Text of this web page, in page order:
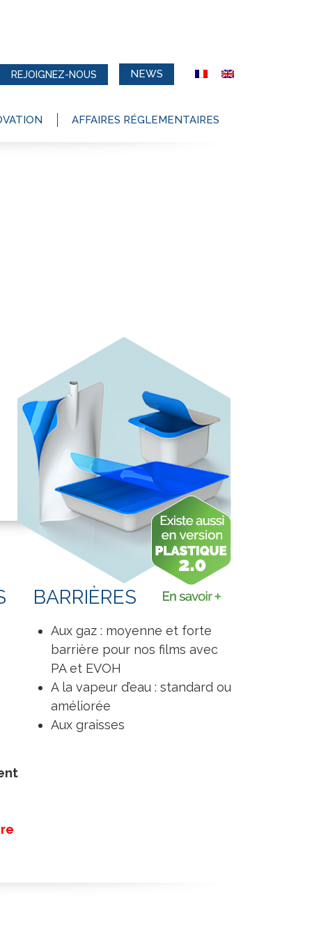
REJOIGNEZ-NOUS NEWS
AFFAIRES RÉGLEMENTAIRES
BARRIÈRES
Aux gaz : moyenne et forte
barrière pour nos films avec
PA et EVOH
A la vapeur d’eau : standard ou
améliorée
Aux graisses